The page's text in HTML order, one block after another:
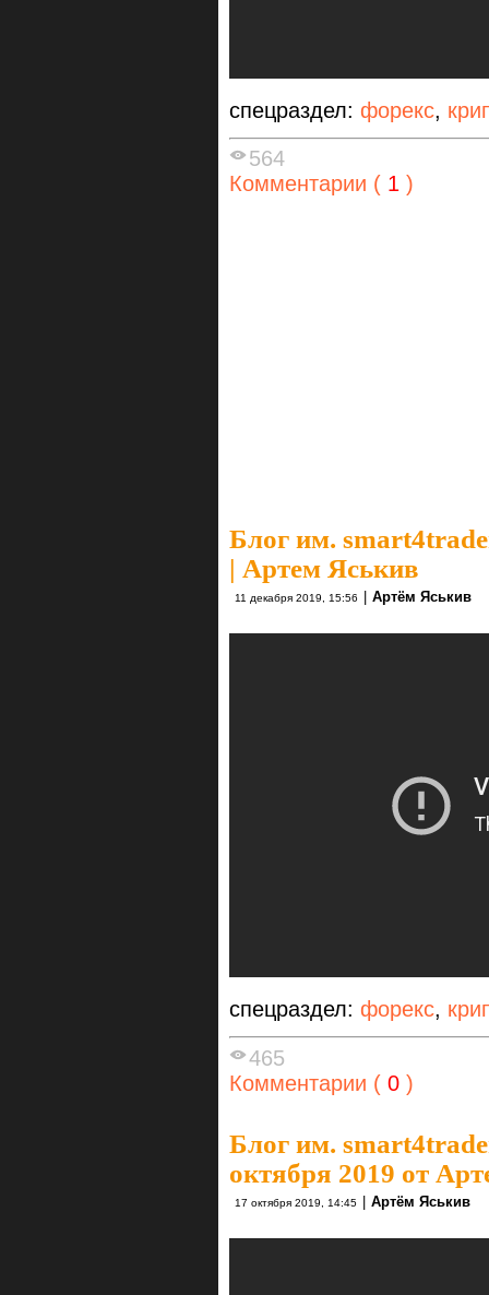
спецраздел: форекс,
564
Комментарии ( 1 )
Блог им.
| Артем Яськив
11 декабря 2019, 15:56 Артём Яськив
спецраздел: форекс,
465
Комментарии ( 0 )
Блог им.
октября 2019 от
17 октября 2019, 14:45 | Артём Яськив